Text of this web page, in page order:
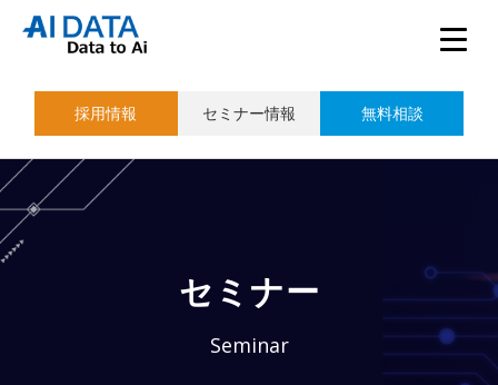
採用情報 セミナー情報 無料相談
セミナー
Seminar